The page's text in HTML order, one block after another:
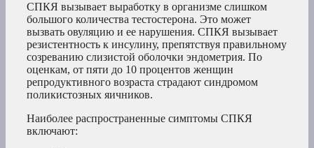
СПКЯ вызывает выработку в организме слишком
большого количества тестостерона. Это может
вызвать овуляцию и ее нарушения. СПКЯ вызывает
резистентность к инсулину, препятствуя правильному
созреванию слизистой оболочки эндометрия. По
оценкам, от пяти до 10 процентов женщин
репродуктивного возраста страдают синдромом
поликистозных яичников.
Наиболее распространенные симптомы СПКЯ
включают: